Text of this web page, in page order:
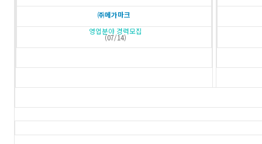
㈜메가마크
영업분야 경력모집
(07/14)